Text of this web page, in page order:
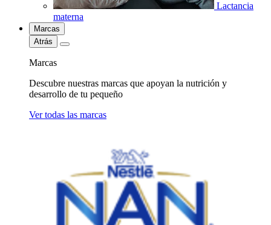
Lactancia
materna
Marcas
Atrás
Marcas
Descubre nuestras marcas que apoyan la nutrición y
desarrollo de tu pequeño
Ver todas las marcas